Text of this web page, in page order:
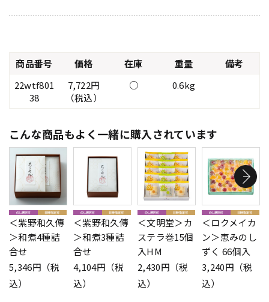
商品番号 価格 在庫 重量
備考
22wtf801
38
7,722円
（税込）
○ 0.6kg
こんな商品もよく一緒に購入されています
＜紫野和久傳
＞和煮4種詰
合せ
5,346円（税
込）
＜紫野和久傳
＞和煮3種詰
合せ
4,104円（税
込）
＜文明堂＞カ
ステラ巻15個
入HM
2,430円（税
込）
＜ロクメイカ
ン＞恵みのし
ずく 66個入
3,240円（税
込）